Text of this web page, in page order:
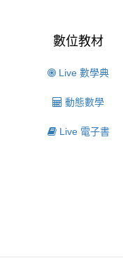
數位教材
Live 數學典
動態數學
Live 電子書